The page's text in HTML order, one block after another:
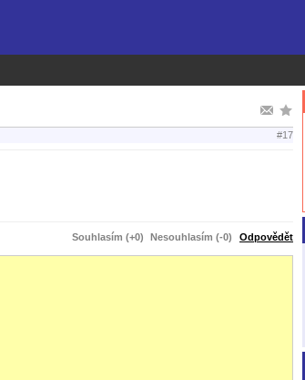
#17
Souhlasím (+0) Nesouhlasím (-0) Odpovědět